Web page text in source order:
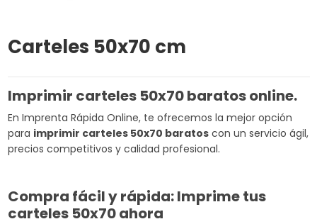
Carteles 50x70 cm
Imprimir carteles 50x70 baratos online.
En Imprenta Rápida Online, te ofrecemos la mejor opción
para imprimir carteles 50x70 baratoscon un servicio ágil,
precios competitivos y calidad profesional.
Compra fácil y rápida: Imprime tus
carteles 50x70 ahora